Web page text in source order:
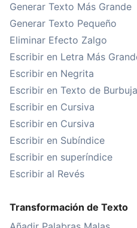
Generar Texto Más Grande
Generar Texto Pequeño
Eliminar Efecto Zalgo
Escribir en Letra Más
Escribir en Negrita
Escribir en Texto de Burbuja
Escribir en Cursiva
Escribir en Cursiva
Escribir en Subíndice
Escribir en superíndice
Escribir al Revés
Transformación de Texto